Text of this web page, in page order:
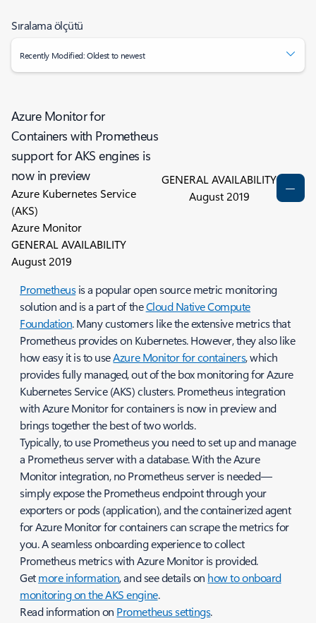
Sıralama ölçütü
Recently Modified: Oldest to newest
Azure Monitor for
Containers with Prometheus
support for AKS engines is
now in preview
Azure Kubernetes Service
(AKS)
Azure Monitor
GENERAL AVAILABILITY
August 2019
GENERAL AVAILABILITY
August 2019
Prometheusis a popular open source metric monitoring
solution and is a part of theCloud Native Compute
Foundation. Many customers like the extensive metrics that
Prometheus provides on Kubernetes. However, they also like
how easy it is to useAzure Monitor for containers, which
provides fully managed, out of the box monitoring for Azure
Kubernetes Service (AKS) clusters. Prometheus integration
with Azure Monitor for containers is now in preview and
brings together the best of two worlds.
Typically, to use Prometheus you need to set up and manage
a Prometheus server with a database. With the Azure
Monitor integration, no Prometheus server is needed—
simply expose the Prometheus endpoint through your
exporters or pods (application), and the containerized agent
for Azure Monitor for containers can scrape the metrics for
you. A seamless onboarding experience to collect
Prometheus metrics with Azure Monitor is provided.
Getmore information, and see details on how to onboard
monitoring on the AKS engine.
Read information on Prometheus settings.